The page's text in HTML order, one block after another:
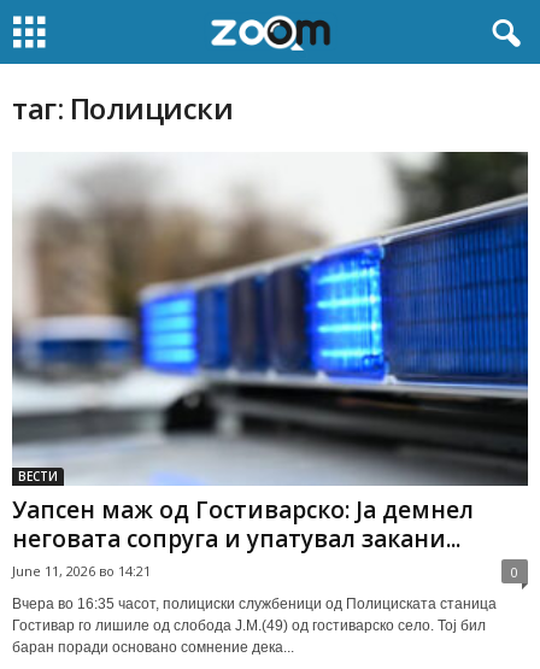
таг: Полициски
ВЕСТИ
Уапсен маж од Гостиварско: Jа демнел
неговата сопруга и упатувал закани...
June 11, 2026 во 14:21 0
Вчера во 16:35 часот, полициски службеници од Полициската станица
Гостивар го лишиле од слобода Ј.М.(49) од гостиварско село. Тој бил
баран поради основано сомнение дека...